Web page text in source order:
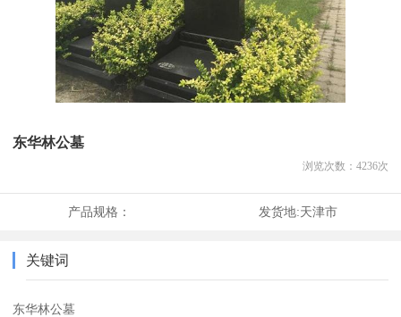
东华林公墓
浏览次数： 4236次
产品规格： 发货地:天津市
关键词
东华林公墓